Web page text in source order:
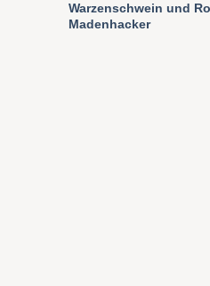
Warzenschwein und
Madenhacker